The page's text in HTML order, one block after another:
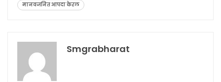
मानवजनित आपदा केरल
Smgrabharat